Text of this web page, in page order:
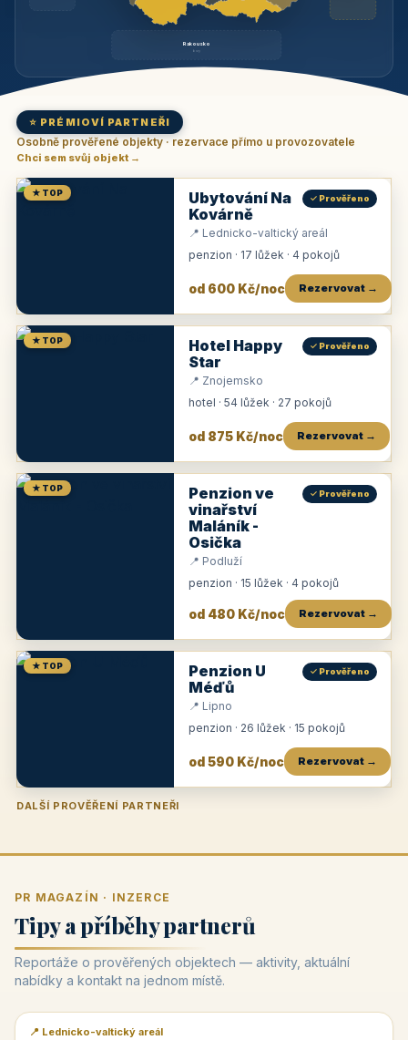
Rakousko
brzy
⭐ PRÉMIOVÍ PARTNEŘI
Osobně prověřené objekty · rezervace přímo u provozovatele
Chci sem svůj objekt →
★ TOP
Ubytování Na
Kovárně
✓ Prověřeno
📍 Lednicko-valtický areál
penzion · 17 lůžek · 4 pokojů
od 600 Kč/noc Rezervovat →
★ TOP
Hotel Happy
Star
✓ Prověřeno
📍 Znojemsko
hotel · 54 lůžek · 27 pokojů
od 875 Kč/noc Rezervovat →
★ TOP
Penzion ve
vinařství
Maláník -
Osička
✓ Prověřeno
📍 Podluží
penzion · 15 lůžek · 4 pokojů
od 480 Kč/noc Rezervovat →
★ TOP
Penzion U
Méďů
✓ Prověřeno
📍 Lipno
penzion · 26 lůžek · 15 pokojů
od 590 Kč/noc Rezervovat →
DALŠÍ PROVĚŘENÍ PARTNEŘI
Penzion U Zámku Pension Faber
PR MAGAZÍN · INZERCE
Tipy a příběhy partnerů
Reportáže o prověřených objektech — aktivity, aktuální
nabídky a kontakt na jednom místě.
📰 PR článek
📍 Lednicko-valtický areál